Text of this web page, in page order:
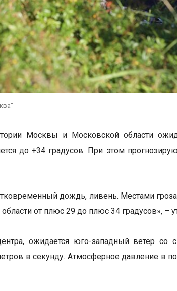
Москвы и Московской области
до +34 градусов. При этом
дождь, ливень. Местами
от плюс 29 до плюс 34 градусов», –
ожидается юго-западный ветер
в секунду. Атмосферное давление в